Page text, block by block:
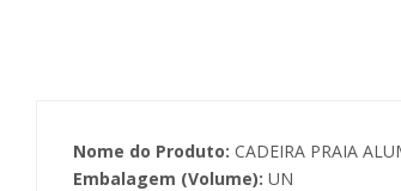
Nome do Produto: CADEIRA PRAIA
Embalagem (Volume): UN